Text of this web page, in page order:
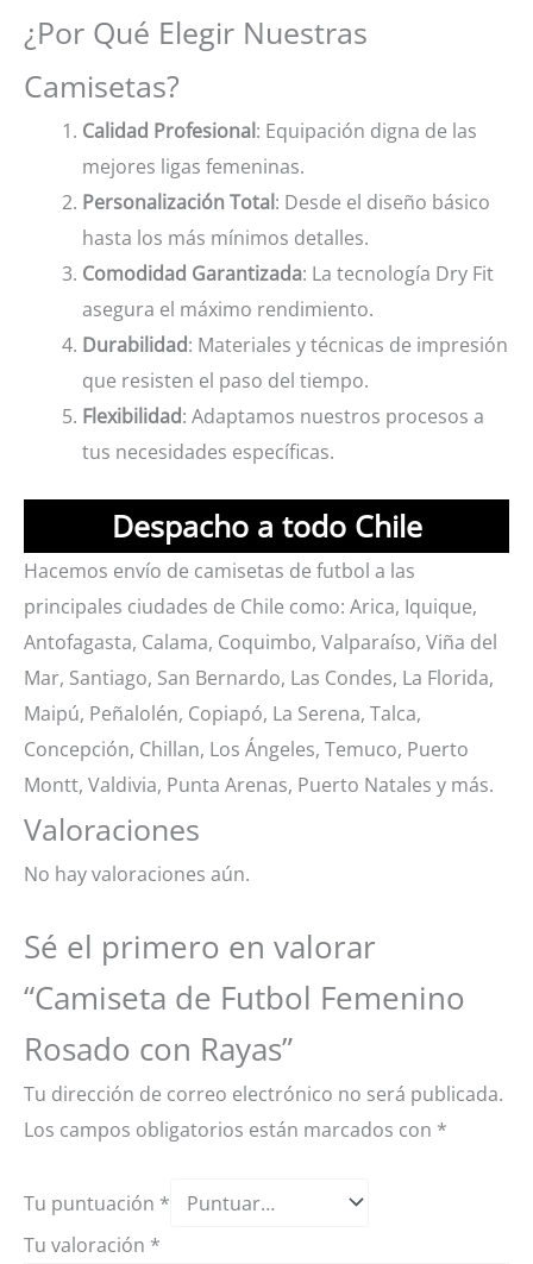
¿Por Qué Elegir Nuestras
Camisetas?
Calidad Profesional: Equipación digna de las
mejores ligas femeninas.
Personalización Total: Desde el diseño básico
hasta los más mínimos detalles.
Comodidad Garantizada: La tecnología Dry Fit
asegura el máximo rendimiento.
Durabilidad: Materiales y técnicas de impresión
que resisten el paso del tiempo.
Flexibilidad: Adaptamos nuestros procesos a
tus necesidades específicas.
Despacho a todo Chile
Hacemos envío de camisetas de futbol a las
principales ciudades de Chile como: Arica, Iquique,
Antofagasta, Calama, Coquimbo, Valparaíso, Viña del
Mar, Santiago, San Bernardo, Las Condes, La Florida,
Maipú, Peñalolén, Copiapó, La Serena, Talca,
Concepción, Chillan, Los Ángeles, Temuco, Puerto
Montt, Valdivia, Punta Arenas, Puerto Natales y más.
Valoraciones
No hay valoraciones aún.
Sé el primero en valorar
“Camiseta de Futbol Femenino
Rosado con Rayas”
Tu dirección de correo electrónico no será publicada.
Los campos obligatorios están marcados con *
Tu puntuación *
Tu valoración *